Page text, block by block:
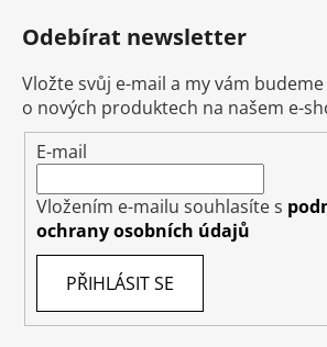
Odebírat newsletter
Vložte svůj e-mail a my vám
o nových produktech na našem e-
E-mail
Vložením e-mailu souhlasíte s
ochrany osobních údajů
PŘIHLÁSIT SE